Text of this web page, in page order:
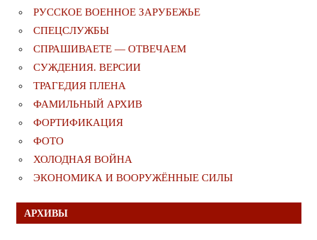
РУССКОЕ ВОЕННОЕ ЗАРУБЕЖЬЕ
СПЕЦСЛУЖБЫ
СПРАШИВАЕТЕ — ОТВЕЧАЕМ
СУЖДЕНИЯ. ВЕРСИИ
ТРАГЕДИЯ ПЛЕНА
ФАМИЛЬНЫЙ АРХИВ
ФОРТИФИКАЦИЯ
ФОТО
ХОЛОДНАЯ ВОЙНА
ЭКОНОМИКА И ВООРУЖЁННЫЕ СИЛЫ
АРХИВЫ